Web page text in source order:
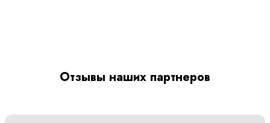
Отзывы наших партнеров